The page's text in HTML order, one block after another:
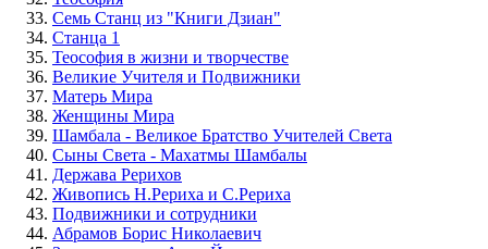
Семь Станц из "Книги Дзиан"
Станца 1
Теософия в жизни и творчестве
Великие Учителя и Подвижники
Матерь Мира
Женщины Мира
Шамбала - Великое Братство Учителей Света
Сыны Света - Махатмы Шамбалы
Держава Рерихов
Живопись Н.Рериха и С.Рериха
Подвижники и сотрудники
Абрамов Борис Николаевич